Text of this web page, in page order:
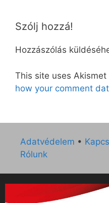
Szólj hozzá!
Hozzászólás
This site uses
how your comment
Adatvédelem •
Rólunk